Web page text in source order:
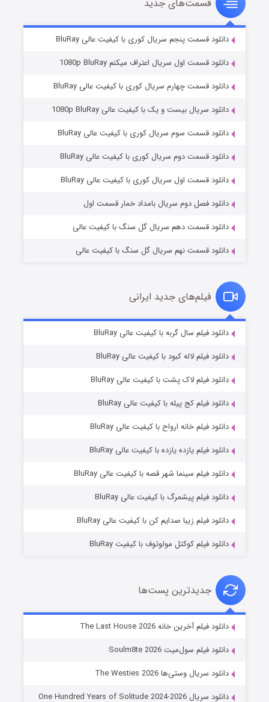
سریال زشت
قسمت۲ (زیرنویس) منتشر شد
مردگان متحرک: شهر مرده ۳
قسمت۲ (زیرنویس) منتشر شد
قسمت۷ (زیرنویس) منتشر شد
خاندان اژدها فصل ۳
قسمت‌های جدید
دانلود قسمت پنجم سریال کوری با کیفیت عالی BluRay
دانلود قسمت اول سریال اعتراف میکنم 1080p BluRay
دانلود قسمت چهارم سریال کوری با کیفیت عالی BluRay
دانلود سریال بیست و یک با کیفیت عالی 1080p BluRay
دانلود قسمت سوم سریال کوری با کیفیت عالی BluRay
دانلود قسمت دوم سریال کوری با کیفیت عالی BluRay
دانلود قسمت اول سریال کوری با کیفیت عالی BluRay
دانلود فصل دوم سریال بامداد خمار قسمت اول
دانلود قسمت دهم سریال گل سنگ با کیفیت عالی
دانلود قسمت نهم سریال گل سنگ با کیفیت عالی
فیلم‌های جدید ایرانی
دانلود فیلم سال گربه با کیفیت عالی BluRay
دانلود فیلم لاله کبود با کیفیت عالی BluRay
دانلود فیلم لاک پشت با کیفیت عالی BluRay
دانلود فیلم کج‌ پیله با کیفیت عالی BluRay
دانلود فیلم خانه ارواح با کیفیت عالی BluRay
دانلود فیلم یازده یازده با کیفیت عالی BluRay
دانلود فیلم سینما شهر قصه با کیفیت عالی BluRay
دانلود فیلم پیشمرگ با کیفیت عالی BluRay
دانلود فیلم زیبا صدایم کن با کیفیت عالی BluRay
دانلود فیلم کوکتل مولوتوف با کیفیت BluRay
جدیدترین پست‌ها
دانلود فیلم آخرین خانه The Last House 2026
دانلود فیلم سول‌میت Soulm8te 2026
دانلود سریال وستی‌ها The Westies 2026
دانلود سریال One Hundred Years of Solitude 2024-2026